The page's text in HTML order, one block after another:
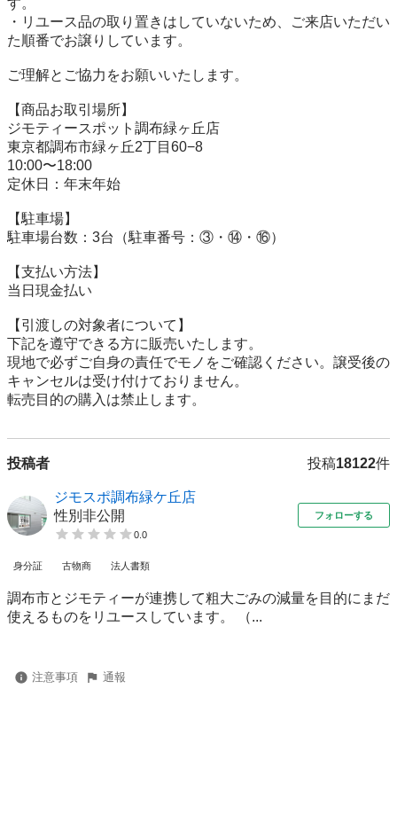
す。
・リユース品の取り置きはしていないため、ご来店いただい
た順番でお譲りしています。
ご理解とご協力をお願いいたします。
【商品お取引場所】
ジモティースポット調布緑ヶ丘店
東京都調布市緑ヶ丘2丁目60−8
10:00〜18:00
定休日：年末年始
【駐⾞場】
駐車場台数：3台（駐車番号：③・⑭・⑯）
【⽀払い⽅法】
当日現金払い
【引渡しの対象者について】
下記を遵守できる⽅に販売いたします。
現地で必ずご⾃⾝の責任でモノをご確認ください。譲受後の
キャンセルは受け付けておりません。
転売⽬的の購⼊は禁⽌します。
投稿者 投稿18122件
ジモスポ調布緑ケ丘店
性別非公開
0.0
フォローする
身分証 古物商 法人書類
調布市とジモティーが連携して粗⼤ごみの減量を⽬的にまだ
使えるものをリユースしています。 （...
注意事項 通報